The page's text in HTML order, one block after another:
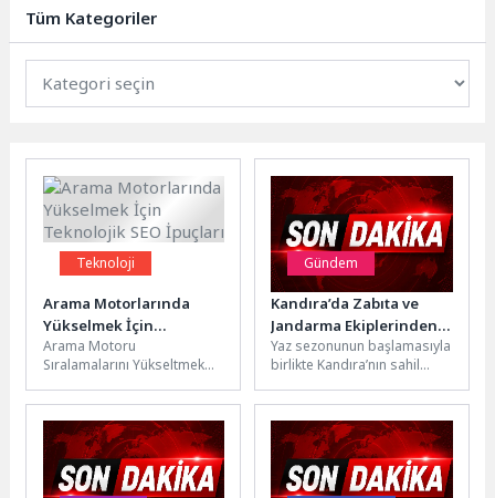
Tüm Kategoriler
Teknoloji
Arama Motorlarında
Yükselmek İçin
Teknolojik SEO İpuçları
Arama Motoru
Sıralamalarını Yükseltmek
Stratejileri Arama motoru
sıralamalarını yükseltmek
için teknolojik SEO...
Gündem
Kandıra’da Zabıta ve
Jandarma Ekiplerinden
Karavan ve Çadırlara Sıkı
Denetim
Yaz sezonunun başlamasıyla
birlikte Kandıra’nın sahil
yoğunluk nedeniyle, Kocaeli
Büyükşehir Belediyesi ve
Kandıra...